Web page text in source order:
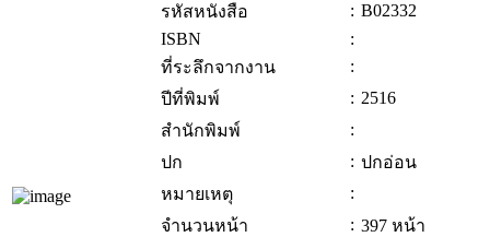
รหัสหนังสือ
: B02332
ISBN
:
ที่ระลึกจากงาน
:
ปีที่พิมพ์
: 2516
สำนักพิมพ์
:
ปก
: ปกอ่อน
หมายเหตุ
:
จำนวนหน้า
: 397 หน้า